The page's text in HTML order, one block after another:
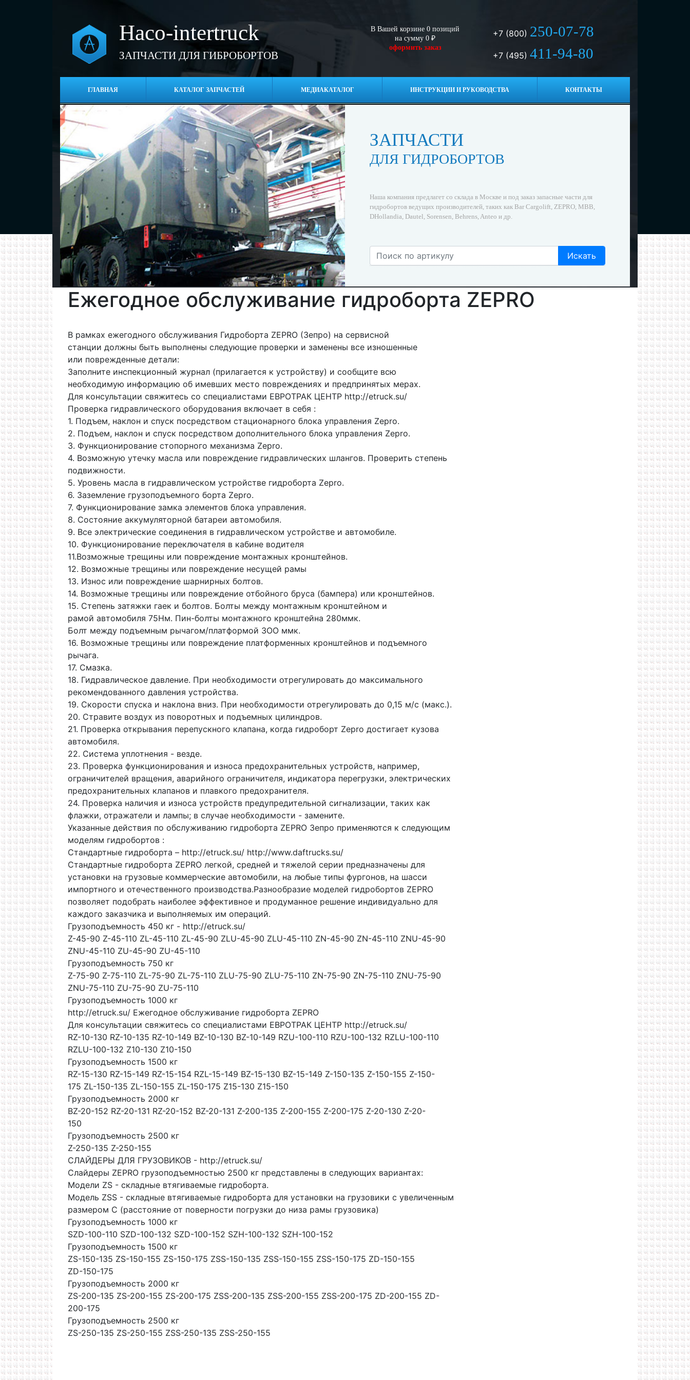
Haco-intertruck
ЗАПЧАСТИ ДЛЯ ГИБРОБОРТОВ
В Вашей корзине 0 позиций
на сумму 0 ₽
оформить заказ
+7 (800) 250-07-78
+7 (495) 411-94-80
ГЛАВНАЯ КАТАЛОГ ЗАПЧАСТЕЙ МЕДИАКАТАЛОГ ИНСТРУКЦИИ И РУКОВОДСТВА КОНТАКТЫ
ЗАПЧАСТИ
ДЛЯ ГИДРОБОРТОВ
Наша компания предлагет со склада в Москве и под заказ запасные части для
гидробортов ведущих производителей, таких как Bar Cargolift, ZEPRO, MBB,
DHollandia, Dautel, Sorensen, Behrens, Anteo и др.
Ежегодное обслуживание гидроборта ZEPRO
В рамках ежегодного обслуживания Гидроборта ZEPRO (Зепро) на сервисной
станции должны быть выполнены следующие проверки и заменены все изношенные
или поврежденные детали:
Заполните инспекционный журнал (прилагается к устройству) и сообщите всю
необходимую информацию об имевших место повреждениях и предпринятых мерах.
Для консультации свяжитесь со специалистами ЕВРОТРАК ЦЕНТР http://etruck.su/
Проверка гидравлического оборудования включает в себя :
1. Подъем, наклон и спуск посредством стационарного блока управления Zepro.
2. Подъем, наклон и спуск посредством дополнительного блока управления Zepro.
3. Функционирование стопорного механизма Zepro.
4. Возможную утечку масла или повреждение гидравлических шлангов. Проверить степень
подвижности.
5. Уровень масла в гидравлическом устройстве гидроборта Zepro.
6. Заземление грузоподъемного борта Zepro.
7. Функционирование замка элементов блока управления.
8. Состояние аккумуляторной батареи автомобиля.
9. Все электрические соединения в гидравлическом устройстве и автомобиле.
10. Функционирование переключателя в кабине водителя
11.Возможные трещины или повреждение монтажных кронштейнов.
12. Возможные трещины или повреждение несущей рамы
13. Износ или повреждение шарнирных болтов.
14. Возможные трещины или повреждение отбойного бруса (бампера) или кронштейнов.
15. Степень затяжки гаек и болтов. Болты между монтажным кронштейном и
рамой автомобиля 75Нм. Пин-болты монтажного кронштейна 280ммк.
Болт между подъемным рычагом/платформой ЗОО ммк.
16. Возможные трещины или повреждение платформенных кронштейнов и подъемного
рычага.
17. Смазка.
18. Гидравлическое давление. При необходимости отрегулировать до максимального
рекомендованного давления устройства.
19. Скорости спуска и наклона вниз. При необходимости отрегулировать до 0,15 м/с (макс.).
20. Стравите воздух из поворотных и подъемных цилиндров.
21. Проверка открывания перепускного клапана, когда гидроборт Zepro достигает кузова
автомобиля.
22. Система уплотнения - везде.
23. Проверка функционирования и износа предохранительных устройств, например,
ограничителей вращения, аварийного ограничителя, индикатора перегрузки, электрических
предохранительных клапанов и плавкого предохранителя.
24. Проверка наличия и износа устройств предупредительной сигнализации, таких как
флажки, отражатели и лампы; в случае необходимости - замените.
Указанные действия по обслуживанию гидроборта ZEPRO Зепро применяются к следующим
моделям гидробортов :
Cтандартные гидроборта – http://etruck.su/ http://www.daftrucks.su/
Стандартные гидроборта ZEPRO легкой, средней и тяжелой серии предназначены для
установки на грузовые коммерческие автомобили, на любые типы фургонов, на шасси
импортного и отечественного производства.Разнообразие моделей гидробортов ZEPRO
позволяет подобрать наиболее эффективное и продуманное решение индивидуально для
каждого заказчика и выполняемых им операций.
Грузоподъемность 450 кг - http://etruck.su/
Z-45-90 Z-45-110 ZL-45-110 ZL-45-90 ZLU-45-90 ZLU-45-110 ZN-45-90 ZN-45-110 ZNU-45-90
ZNU-45-110 ZU-45-90 ZU-45-110
Грузоподъемность 750 кг
Z-75-90 Z-75-110 ZL-75-90 ZL-75-110 ZLU-75-90 ZLU-75-110 ZN-75-90 ZN-75-110 ZNU-75-90
ZNU-75-110 ZU-75-90 ZU-75-110
Грузоподъемность 1000 кг
http://etruck.su/ Ежегодное обслуживание гидроборта ZEPRO
Для консультации свяжитесь со специалистами ЕВРОТРАК ЦЕНТР http://etruck.su/
RZ-10-130 RZ-10-135 RZ-10-149 BZ-10-130 BZ-10-149 RZU-100-110 RZU-100-132 RZLU-100-110
RZLU-100-132 Z10-130 Z10-150
Грузоподъемность 1500 кг
RZ-15-130 RZ-15-149 RZ-15-154 RZL-15-149 BZ-15-130 BZ-15-149 Z-150-135 Z-150-155 Z-150-
175 ZL-150-135 ZL-150-155 ZL-150-175 Z15-130 Z15-150
Грузоподъемность 2000 кг
BZ-20-152 RZ-20-131 RZ-20-152 BZ-20-131 Z-200-135 Z-200-155 Z-200-175 Z-20-130 Z-20-
150
Грузоподъемность 2500 кг
Z-250-135 Z-250-155
СЛАЙДЕРЫ ДЛЯ ГРУЗОВИКОВ - http://etruck.su/
Слайдеры ZEPRO грузоподъемностью 2500 кг представлены в следующих вариантах:
Модели ZS - складные втягиваемые гидроборта.
Модель ZSS - складные втягиваемые гидроборта для установки на грузовики с увеличенным
размером С (расстояние от поверности погрузки до низа рамы грузовика)
Грузоподъемность 1000 кг
SZD-100-110 SZD-100-132 SZD-100-152 SZH-100-132 SZH-100-152
Грузоподъемность 1500 кг
ZS-150-135 ZS-150-155 ZS-150-175 ZSS-150-135 ZSS-150-155 ZSS-150-175 ZD-150-155
ZD-150-175
Грузоподъемность 2000 кг
ZS-200-135 ZS-200-155 ZS-200-175 ZSS-200-135 ZSS-200-155 ZSS-200-175 ZD-200-155 ZD-
200-175
Грузоподъемность 2500 кг
ZS-250-135 ZS-250-155 ZSS-250-135 ZSS-250-155